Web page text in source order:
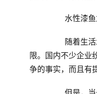
　　水性
限。国内不少企业
争的事实，而且有